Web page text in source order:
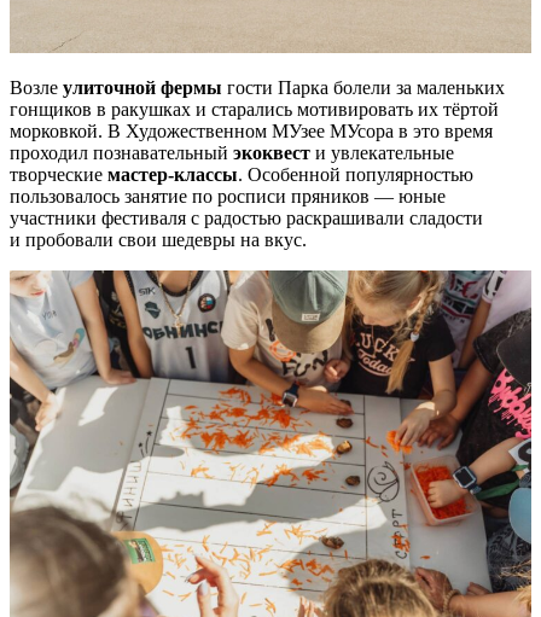
Возле улиточной фермы гости Парка болели за маленьких
гонщиков в ракушках и старались мотивировать их тёртой
морковкой. В Художественном МУзее МУсора в это время
проходил познавательный экоквест и увлекательные
творческие мастер-классы. Особенной популярностью
пользовалось занятие по росписи пряников — юные
участники фестиваля с радостью раскрашивали сладости
и пробовали свои шедевры на вкус.